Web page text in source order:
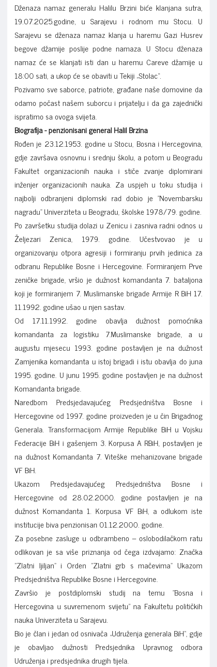
Dženaza namaz generalu Halilu Brzini biće klanjana sutra,
19.07.2025.godine, u Sarajevu i rodnom mu Stocu. U
Sarajevu se dženaza namaz klanja u haremu Gazi Husrev
begove džamije poslije podne namaza. U Stocu dženaza
namaz će se klanjati isti dan u haremu Careve džamije u
18:00 sati, a ukop će se obaviti u Tekiji „Stolac“.
Pozivamo sve saborce, patriote, građane naše domovine da
odamo počast našem suborcu i prijatelju i da ga zajednički
ispratimo sa ovoga svijeta.
Biografija - penzionisani general Halil Brzina
Rođen je 23.12.1953. godine u Stocu, Bosna i Hercegovina,
gdje završava osnovnu i srednju školu, a potom u Beogradu
Fakultet organizacionih nauka i stiče zvanje diplomirani
inženjer organizacionih nauka. Za uspjeh u toku studija i
najbolji odbranjeni diplomski rad dobio je "Novembarsku
nagradu" Univerziteta u Beogradu, školske 1978/79. godine.
Po završetku studija dolazi u Zenicu i zasniva radni odnos u
Željezari Zenica, 1979. godine. Učestvovao je u
organizovanju otpora agresiji i formiranju prvih jedinica za
odbranu Republike Bosne i Hercegovine. Formiranjem Prve
zeničke brigade, vršio je dužnost komandanta 7. bataljona
koji je formiranjem 7. Muslimanske brigade Armije R BiH 17.
11.1992. godine ušao u njen sastav.
Od 17.11.1992. godine obavlja dužnost pomoćnika
komandanta za logistiku 7.Muslimanske brigade, a u
augustu mjesecu 1993. godine postavljen je na dužnost
Zamjenika komandanta u istoj brigadi i istu obavlja do juna
1995. godine. U junu 1995. godine postavljen je na dužnost
Komandanta brigade.
Naredbom Predsjedavajućeg Predsjedništva Bosne i
Hercegovine od 1997. godine proizveden je u čin Brigadnog
Generala. Transformacijom Armije Republike BiH u Vojsku
Federacije BiH i gašenjem 3. Korpusa A RBiH, postavljen je
na dužnost Komandanta 7. Viteške mehanizovane brigade
VF BiH.
Ukazom Predsjedavajućeg Predsjedništva Bosne i
Hercegovine od 28.02.2000. godine postavljen je na
dužnost Komandanta 1. Korpusa VF BiH, a odlukom iste
institucije biva penzionisan 01.12.2000. godine.
Za posebne zasluge u odbrambeno – oslobodilačkom ratu
odlikovan je sa više priznanja od čega izdvajamo: Značka
"Zlatni ljiljan" i Orden "Zlatni grb s mačevima" Ukazom
Predsjedništva Republike Bosne i Hercegovine.
Završio je postdiplomski studij na temu "Bosna i
Hercegovina u suvremenom svijetu" na Fakultetu političkih
nauka Univerziteta u Sarajevu.
Bio je član i jedan od osnivača „Udruženja generala BiH“, gdje
je obavljao dužnosti Predsjednika Upravnog odbora
Udruženja i predsjednika drugih tijela.